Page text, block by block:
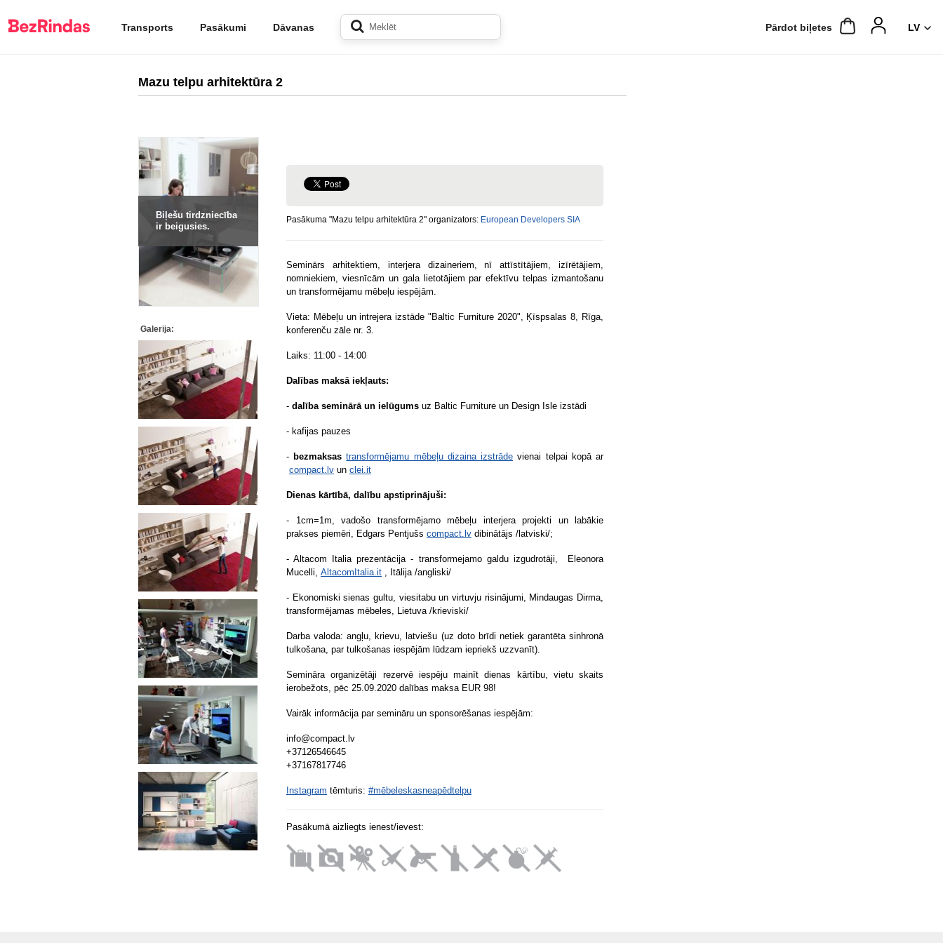
Transports Pasākumi Dāvanas Pārdot biļetes
Mazu telpu arhitektūra 2
Biļešu tirdzniecība
ir beigusies.
Galerija:
Pasākuma "Mazu telpu arhitektūra 2" organizators: European Developers SIA
Seminārs arhitektiem, interjera dizaineriem, nī attīstītājiem, izīrētājiem,
nomniekiem, viesnīcām un gala lietotājiem par efektīvu telpas izmantošanu
un transformējamu mēbeļu iespējām.
Vieta: Mēbeļu un intrejera izstāde "Baltic Furniture 2020", Ķīspsalas 8, Rīga,
konferenču zāle nr. 3.
Laiks: 11:00 - 14:00
Dalības maksā iekļauts:
- dalība seminārā un ielūgums uz Baltic Furniture un Design Isle izstādi
- kafijas pauzes
- bezmaksas transformējamu mēbeļu dizaina izstrāde vienai telpai kopā ar
compact.lv un clei.it
Dienas kārtībā, dalību apstiprinājuši:
- 1cm=1m, vadošo transformējamo mēbeļu interjera projekti un labākie
prakses piemēri, Edgars Pentjušs compact.lv dibinātājs /latviski/;
- Altacom Italia prezentācija - transformejamo galdu izgudrotāji,
Eleonora
Mucelli, AltacomItalia.it , Itālija /angliski/
- Ekonomiski sienas gultu, viesitabu un virtuvju risinājumi, Mindaugas Dirma,
transformējamas mēbeles, Lietuva /krieviski/
Darba valoda: angļu, krievu, latviešu (uz doto brīdi netiek garantēta sinhronā
tulkošana, par tulkošanas iespējām lūdzam iepriekš uzzvanīt).
Semināra organizētāji rezervē iespēju mainīt dienas kārtību, vietu skaits
ierobežots, pēc 25.09.2020 dalības maksa EUR 98!
Vairāk informācija par semināru un sponsorēšanas iespējām:
info@compact.lv
+37126546645
+37167817746
Instagram tēmturis: #mēbeleskasneapēdtelpu
Pasākumā aizliegts ienest/ievest: